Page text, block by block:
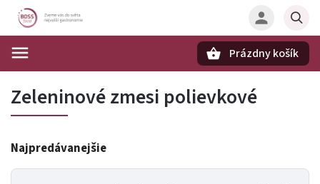
Prázdny košík
Zeleninové zmesi polievkové
Najpredávanejšie